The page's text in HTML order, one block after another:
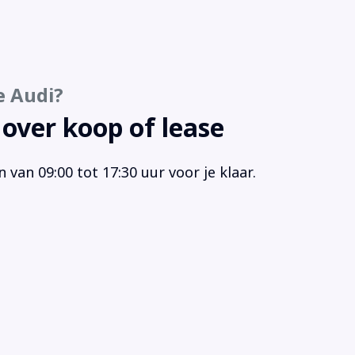
voor
voor en achter
wisserbladen verwarmbaar
Audi?
koop of lease
van 09:00 tot 17:30 uur voor je klaar.